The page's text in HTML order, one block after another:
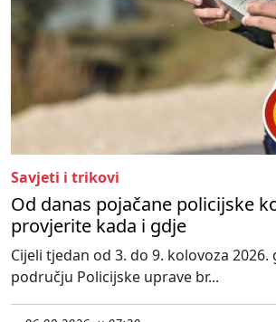
Savjeti i trikovi
Od danas pojačane policijske
provjerite kada i gdje
Cijeli tjedan od 3. do 9. kolovoza 2026.
području Policijske uprave br...